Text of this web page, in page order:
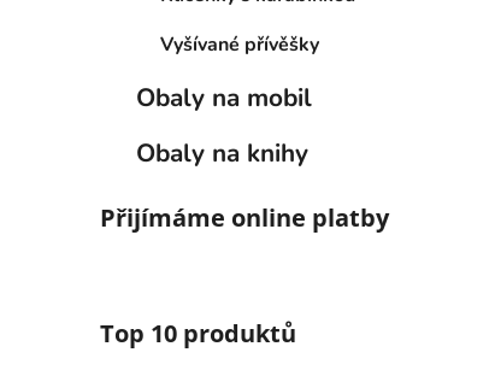
Vyšívané přívěšky
Obaly na mobil
Obaly na knihy
Přijímáme online platby
Top 10 produktů